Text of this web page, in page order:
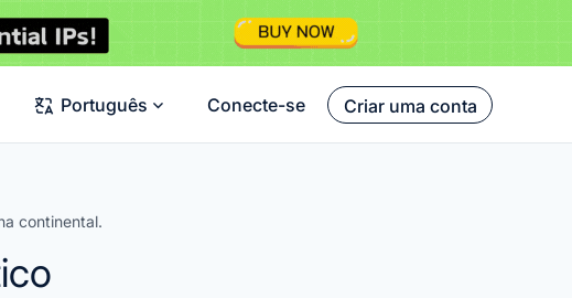
Português Conecte-se Criar uma conta
continental.